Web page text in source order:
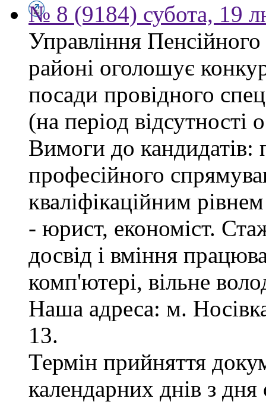
№ 8 (9184) субота, 19
Управління
районі оголошує
посади провідного
(на період відсутності
Вимоги до кандидатів:
професійного
кваліфікаційним
- юрист, економіст.
досвід і вміння
комп'ютері, вільне
Наша адреса: м.
13.
Термін прийняття
календарних днів з